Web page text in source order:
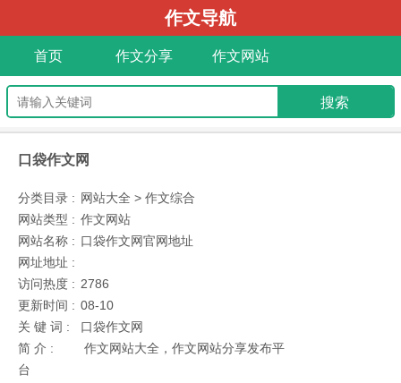
作文导航
首页 作文分享 作文网站
口袋作文网
分类目录 : 网站大全 > 作文综合
网站类型 : 作文网站
网站名称 : 口袋作文网官网地址
网址地址 :
访问热度 : 2786
更新时间 : 08-10
关 键 词 :
口袋作文网
简 介 :
作文网站大全，作文网站分享发布平
台